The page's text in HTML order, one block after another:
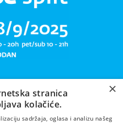
mrižu svoju!
×
stranica
kolačiće.
sadržaja, oglasa i analizu našeg